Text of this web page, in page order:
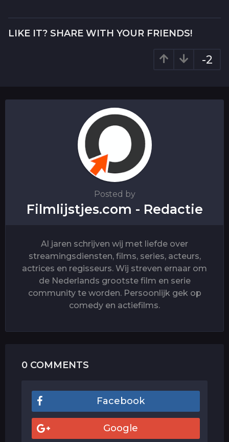
P
a
LIKE IT? SHARE WITH YOUR FRIENDS!
-2
Posted by
Filmlijstjes.com - Redactie
Al jaren schrijven wij met liefde over
streamingsdiensten, films, series, acteurs,
actrices en regisseurs. Wij streven ernaar om
de Nederlands grootste film en serie
community te worden. Persoonlijk gek op
comedy en actiefilms.
0 COMMENTS
Facebook
Google